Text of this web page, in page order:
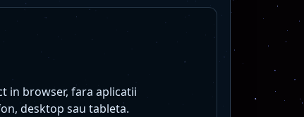
in browser, fara aplicatii
desktop sau tableta.